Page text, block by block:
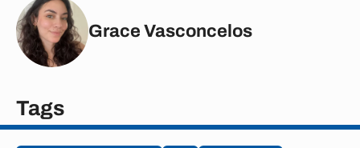
Grace Vasconcelos
Tags